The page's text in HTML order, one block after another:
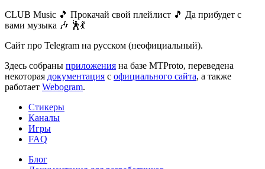
CLUB Music 🎵 Прокачай свой плейлист 🎵 Да прибудет с
вами музыка 🎶 🕺💃
Сайт про Telegram на русском (неофициальный).
Здесь собраны приложения на базе MTProto, переведена
некоторая документация с официального сайта, а также
работает Webogram.
Стикеры
Каналы
Игры
FAQ
Блог